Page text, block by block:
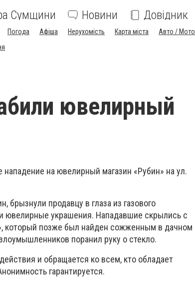
Сумщини Новини Довідник
Погода Афіша Нерухомість Карта міста
Авто / Мото
ювелирный
на ювелирный магазин «Рубин» на ул.
брызнули продавцу в глаза из газового
ювелирные украшения. Нападавшие скрылись с
который позже был найден сожженным в дачном
поранил руку о стекло.
и обращается ко всем, кто обладает
гарантируется.